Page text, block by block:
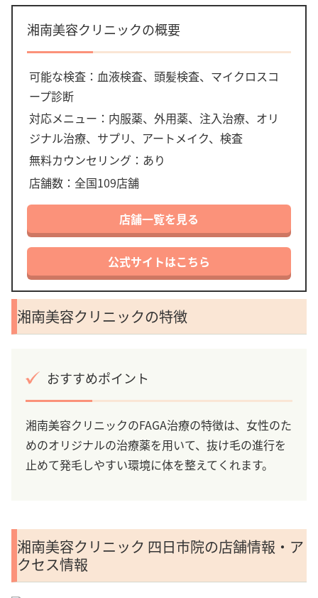
湘南美容クリニックの概要
可能な検査：血液検査、頭髪検査、マイクロスコ
ープ診断
対応メニュー：内服薬、外用薬、注入治療、オリ
ジナル治療、サプリ、アートメイク、検査
無料カウンセリング：あり
店舗数：全国109店舗
店舗一覧を見る
公式サイトはこちら
湘南美容クリニックの特徴
おすすめポイント
湘南美容クリニックのFAGA治療の特徴は、女性のた
めのオリジナルの治療薬を用いて、抜け毛の進行を
止めて発毛しやすい環境に体を整えてくれます。
湘南美容クリニック 四日市院の店舗情報・ア
クセス情報